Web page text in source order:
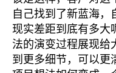
自己找到了新蓝海，
现实差距到底有多大
法的演变过程展现给
到更多细节，可以更